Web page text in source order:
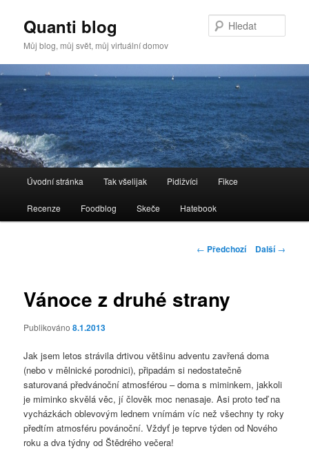
Quanti blog
Můj blog, můj svět, můj virtuální domov
navigační
Přejít
k
webu
Úvodní stránka Tak všelijak Pidižvíci Fikce
Recenze Foodblog Skeče Hatebook
Navigace
← Předchozí Další→
Vánoce z druhé strany
Publikováno8.1.2013
Jak jsem letos strávila drtivou většinu adventu zavřená doma
(nebo v mělnické porodnici), připadám si nedostatečně
saturovaná předvánoční atmosférou – doma s miminkem, jakkoli
je miminko skvělá věc, jí člověk moc nenasaje. Asi proto teď na
vycházkách oblevovým lednem vnímám víc než všechny ty roky
předtím atmosféru povánoční. Vždyť je teprve týden od Nového
roku a dva týdny od Štědrého večera!